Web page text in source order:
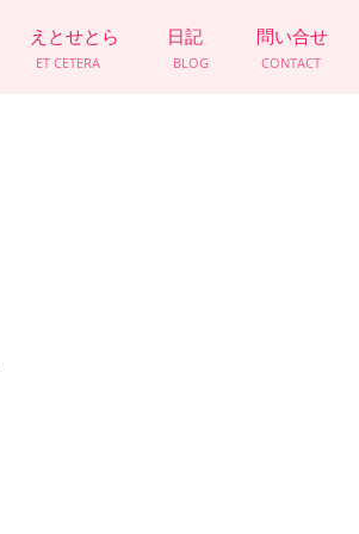
えとせとら
ET CETERA
日記
BLOG
問い合せ
CONTACT